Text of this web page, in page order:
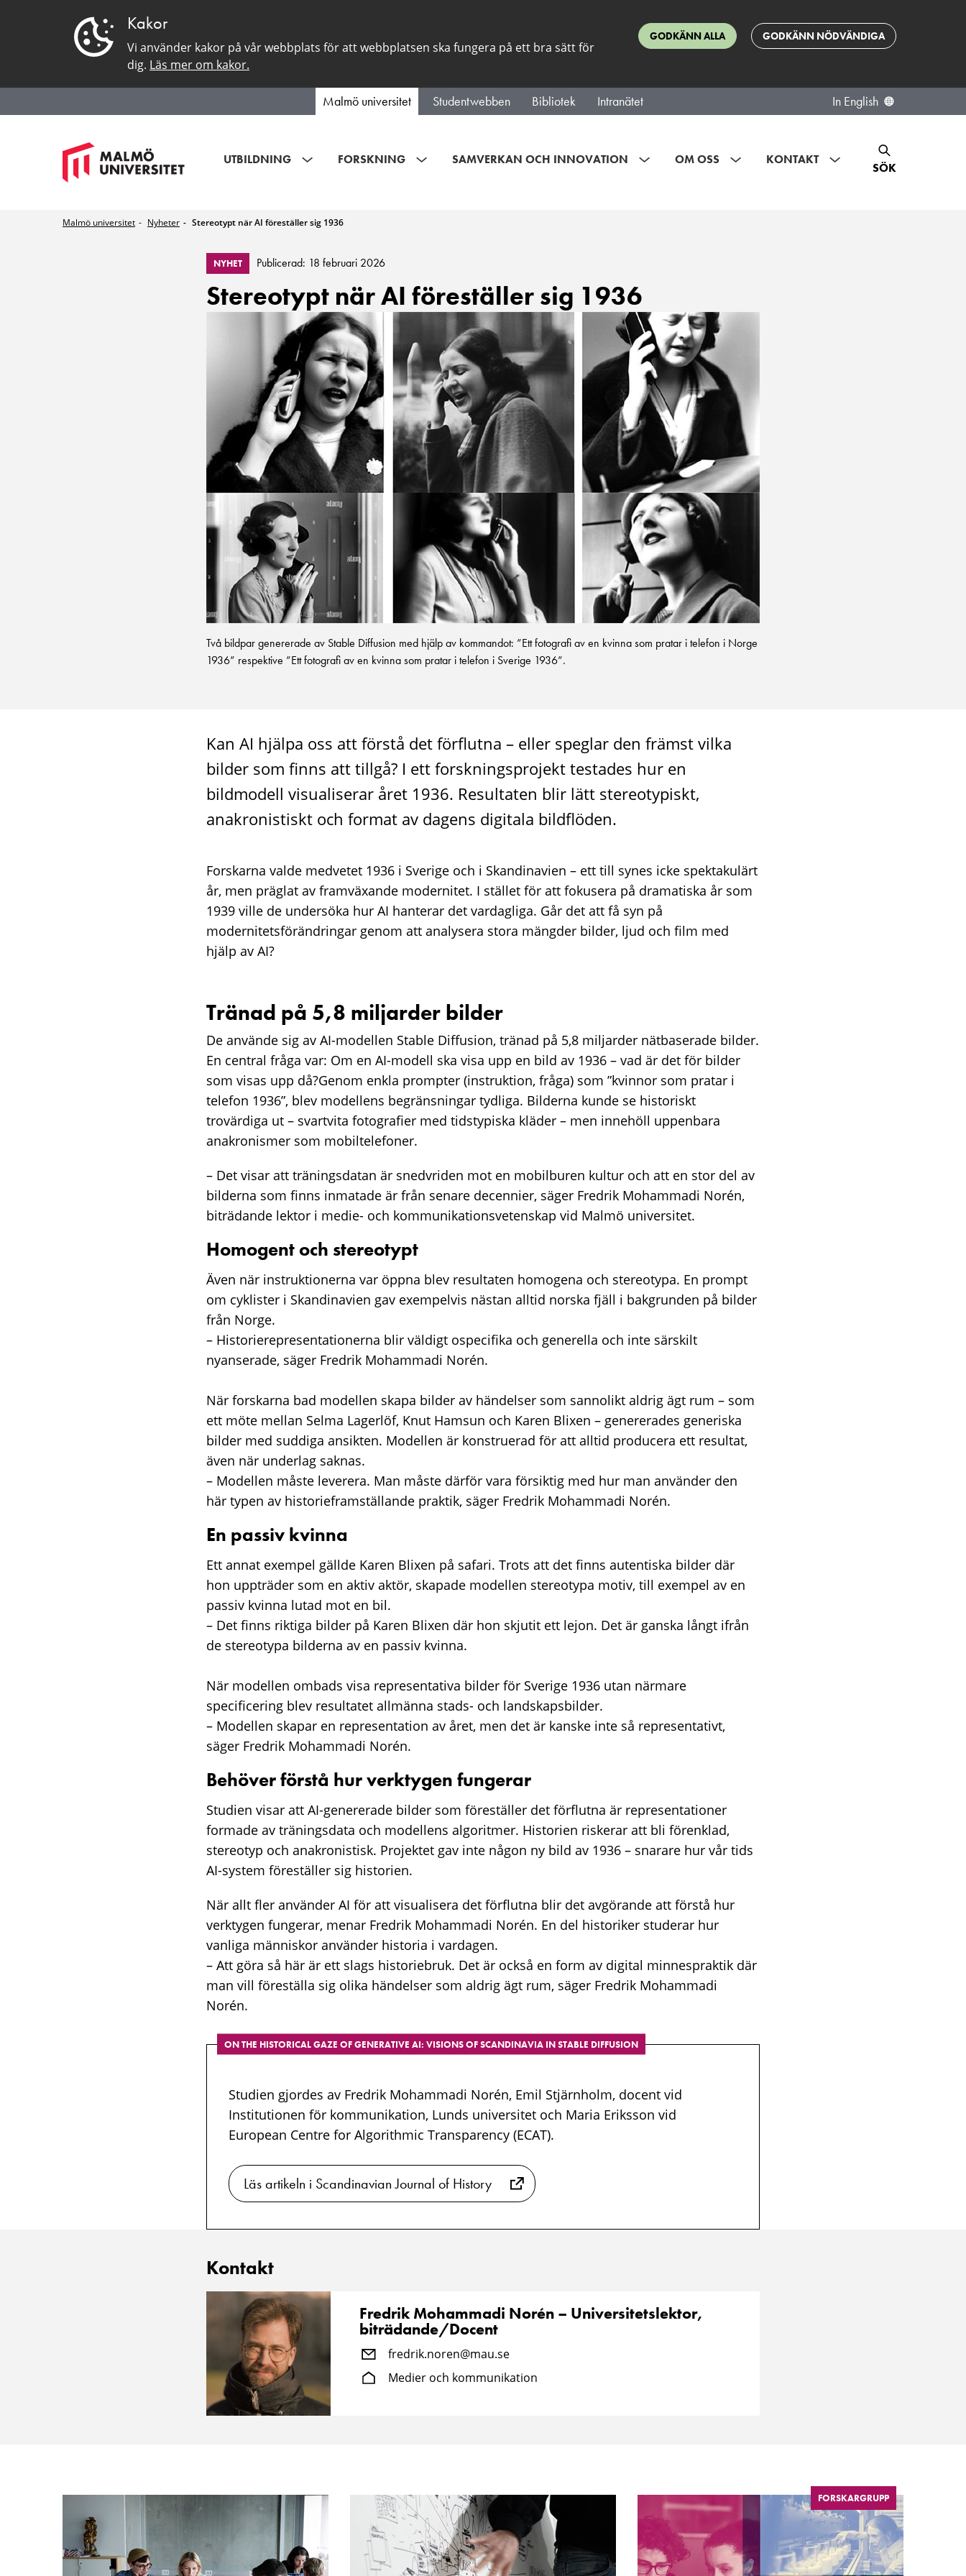
Kakor
Vi använder kakor på vår webbplats för att webbplatsen ska fungera på ett bra sätt för
dig. Läs mer om kakor.
GODKÄNN ALLA GODKÄNN NÖDVÄNDIGA
Malmö universitet Studentwebben Bibliotek Intranätet In English
UTBILDNING FORSKNING SAMVERKAN OCH INNOVATION OM OSS KONTAKT
SÖK
Malmö universitet Nyheter Stereotypt när AI föreställer sig 1936
NYHET Publicerad: 18 februari 2026
Stereotypt när AI föreställer sig 1936
Två bildpar genererade av Stable Diffusion med hjälp av kommandot: ”Ett fotografi av en kvinna som pratar i telefon i Norge
1936” respektive ”Ett fotografi av en kvinna som pratar i telefon i Sverige 1936”.
Kan AI hjälpa oss att förstå det förflutna – eller speglar den främst vilka
bilder som finns att tillgå? I ett forskningsprojekt testades hur en
bildmodell visualiserar året 1936. Resultaten blir lätt stereotypiskt,
anakronistiskt och format av dagens digitala bildflöden.
Forskarna valde medvetet 1936 i Sverige och i Skandinavien – ett till synes icke spektakulärt
år, men präglat av framväxande modernitet. I stället för att fokusera på dramatiska år som
1939 ville de undersöka hur AI hanterar det vardagliga. Går det att få syn på
modernitetsförändringar genom att analysera stora mängder bilder, ljud och film med
hjälp av AI?
Tränad på 5,8 miljarder bilder
De använde sig av AI-modellen Stable Diffusion, tränad på 5,8 miljarder nätbaserade bilder.
En central fråga var: Om en AI-modell ska visa upp en bild av 1936 – vad är det för bilder
som visas upp då?Genom enkla prompter (instruktion, fråga) som ”kvinnor som pratar i
telefon 1936”, blev modellens begränsningar tydliga. Bilderna kunde se historiskt
trovärdiga ut – svartvita fotografier med tidstypiska kläder – men innehöll uppenbara
anakronismer som mobiltelefoner.
– Det visar att träningsdatan är snedvriden mot en mobilburen kultur och att en stor del av
bilderna som finns inmatade är från senare decennier, säger Fredrik Mohammadi Norén,
biträdande lektor i medie- och kommunikationsvetenskap vid Malmö universitet.
Homogent och stereotypt
Även när instruktionerna var öppna blev resultaten homogena och stereotypa. En prompt
om cyklister i Skandinavien gav exempelvis nästan alltid norska fjäll i bakgrunden på bilder
från Norge.
– Historierepresentationerna blir väldigt ospecifika och generella och inte särskilt
nyanserade, säger Fredrik Mohammadi Norén.
När forskarna bad modellen skapa bilder av händelser som sannolikt aldrig ägt rum – som
ett möte mellan Selma Lagerlöf, Knut Hamsun och Karen Blixen – genererades generiska
bilder med suddiga ansikten. Modellen är konstruerad för att alltid producera ett resultat,
även när underlag saknas.
– Modellen måste leverera. Man måste därför vara försiktig med hur man använder den
här typen av historieframställande praktik, säger Fredrik Mohammadi Norén.
En passiv kvinna
Ett annat exempel gällde Karen Blixen på safari. Trots att det finns autentiska bilder där
hon uppträder som en aktiv aktör, skapade modellen stereotypa motiv, till exempel av en
passiv kvinna lutad mot en bil.
– Det finns riktiga bilder på Karen Blixen där hon skjutit ett lejon. Det är ganska långt ifrån
de stereotypa bilderna av en passiv kvinna.
När modellen ombads visa representativa bilder för Sverige 1936 utan närmare
specificering blev resultatet allmänna stads- och landskapsbilder.
– Modellen skapar en representation av året, men det är kanske inte så representativt,
säger Fredrik Mohammadi Norén.
Behöver förstå hur verktygen fungerar
Studien visar att AI-genererade bilder som föreställer det förflutna är representationer
formade av träningsdata och modellens algoritmer. Historien riskerar att bli förenklad,
stereotyp och anakronistisk. Projektet gav inte någon ny bild av 1936 – snarare hur vår tids
AI-system föreställer sig historien.
När allt fler använder AI för att visualisera det förflutna blir det avgörande att förstå hur
verktygen fungerar, menar Fredrik Mohammadi Norén. En del historiker studerar hur
vanliga människor använder historia i vardagen.
– Att göra så här är ett slags historiebruk. Det är också en form av digital minnespraktik där
man vill föreställa sig olika händelser som aldrig ägt rum, säger Fredrik Mohammadi
Norén.
ON THE HISTORICAL GAZE OF GENERATIVE AI: VISIONS OF SCANDINAVIA IN STABLE DIFFUSION
Studien gjordes av Fredrik Mohammadi Norén, Emil Stjärnholm, docent vid
Institutionen för kommunikation, Lunds universitet och Maria Eriksson vid
European Centre for Algorithmic Transparency (ECAT).
Läs artikeln i Scandinavian Journal of History
Kontakt
Fredrik Mohammadi Norén – Universitetslektor,
biträdande/Docent
fredrik.noren@mau.se
Medier och kommunikation
FORSKARGRUPP